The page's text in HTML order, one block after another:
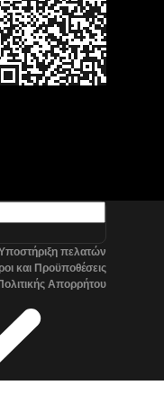
ταχύτητας
πελατών
και Προϋποθέσεις
Απορρήτου